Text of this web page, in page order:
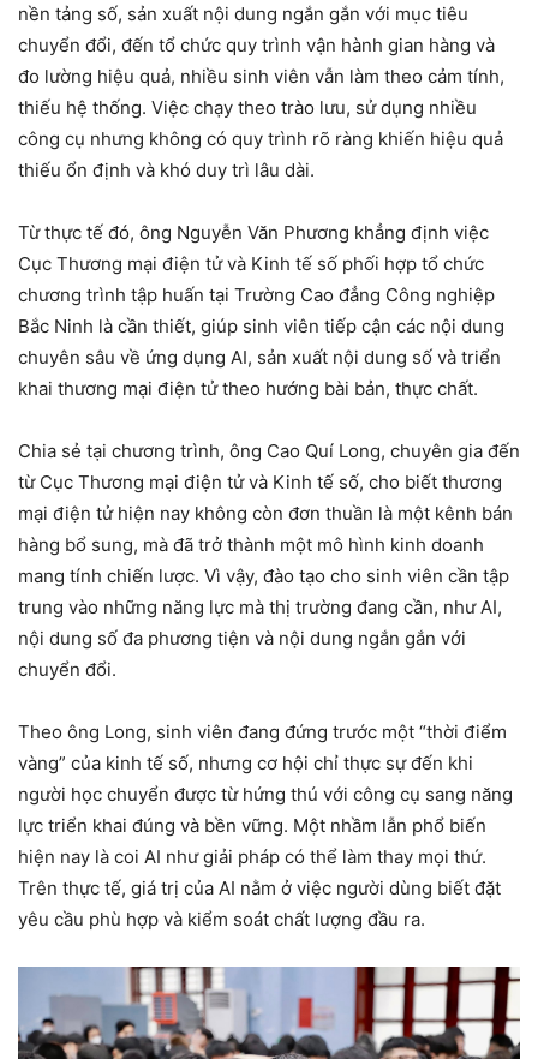
nền tảng số, sản xuất nội dung ngắn gắn với mục tiêu
chuyển đổi, đến tổ chức quy trình vận hành gian hàng và
đo lường hiệu quả, nhiều sinh viên vẫn làm theo cảm tính,
thiếu hệ thống. Việc chạy theo trào lưu, sử dụng nhiều
công cụ nhưng không có quy trình rõ ràng khiến hiệu quả
thiếu ổn định và khó duy trì lâu dài.
Từ thực tế đó, ông Nguyễn Văn Phương khẳng định việc
Cục Thương mại điện tử và Kinh tế số phối hợp tổ chức
chương trình tập huấn tại Trường Cao đẳng Công nghiệp
Bắc Ninh là cần thiết, giúp sinh viên tiếp cận các nội dung
chuyên sâu về ứng dụng AI, sản xuất nội dung số và triển
khai thương mại điện tử theo hướng bài bản, thực chất.
Chia sẻ tại chương trình, ông Cao Quí Long, chuyên gia đến
từ Cục Thương mại điện tử và Kinh tế số, cho biết thương
mại điện tử hiện nay không còn đơn thuần là một kênh bán
hàng bổ sung, mà đã trở thành một mô hình kinh doanh
mang tính chiến lược. Vì vậy, đào tạo cho sinh viên cần tập
trung vào những năng lực mà thị trường đang cần, như AI,
nội dung số đa phương tiện và nội dung ngắn gắn với
chuyển đổi.
Theo ông Long, sinh viên đang đứng trước một “thời điểm
vàng” của kinh tế số, nhưng cơ hội chỉ thực sự đến khi
người học chuyển được từ hứng thú với công cụ sang năng
lực triển khai đúng và bền vững. Một nhầm lẫn phổ biến
hiện nay là coi AI như giải pháp có thể làm thay mọi thứ.
Trên thực tế, giá trị của AI nằm ở việc người dùng biết đặt
yêu cầu phù hợp và kiểm soát chất lượng đầu ra.